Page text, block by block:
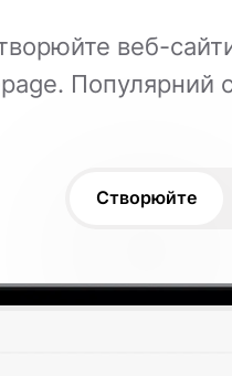
веб-
Популярний
Створюйте